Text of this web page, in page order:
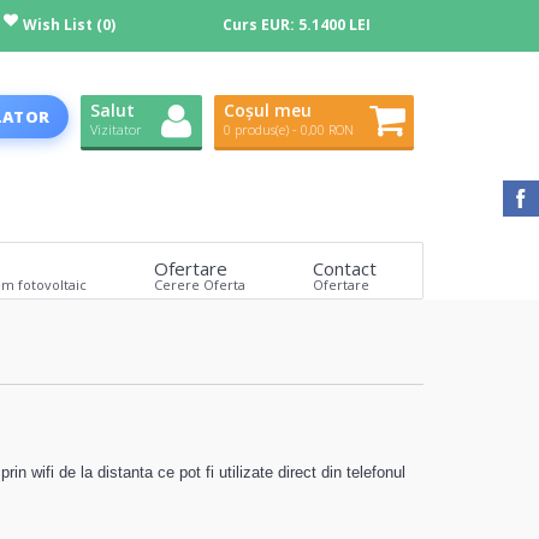
Wish List (0) Curs EUR: 5.1400 LEI
Salut
Vizitator
Coșul meu
0 produs(e) - 0,00 RON
fotovoltaic
Ofertare
Cerere Oferta
Contact
Ofertare
wifi de la distanta ce pot fi utilizate direct din telefonul